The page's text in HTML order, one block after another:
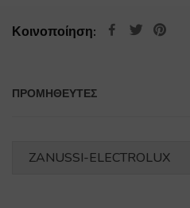
Κοινοποίηση:
ΠΡΟΜΗΘΕΥΤΕΣ
ZANUSSI-ELECTROLUX